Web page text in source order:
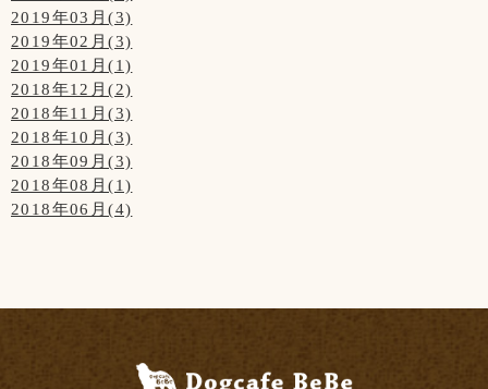
2019年03月(3)
2019年02月(3)
2019年01月(1)
2018年12月(2)
2018年11月(3)
2018年10月(3)
2018年09月(3)
2018年08月(1)
2018年06月(4)